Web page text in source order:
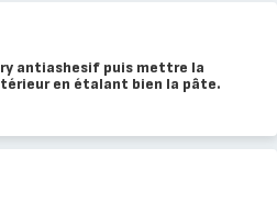
antiashesif puis mettre la
en étalant bien la pâte.